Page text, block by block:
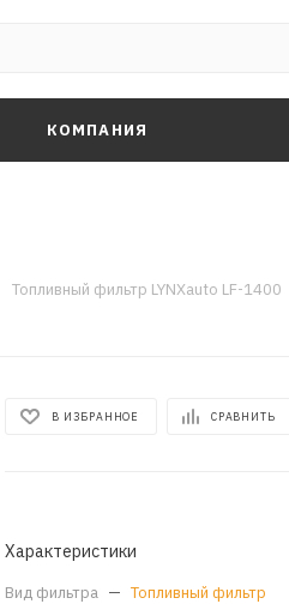
КОМПАНИЯ
Топливный фильтр LYNXauto LF-1400
В ИЗБРАННОЕ СРАВНИТЬ
Характеристики
Вид фильтра — Топливный фильтр